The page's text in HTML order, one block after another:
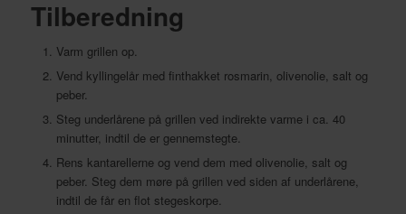
Tilberedning
Varm grillen op.
Vend kyllingelår med finthakket rosmarin, olivenolie, salt og
peber.
Steg underlårene på grillen ved indirekte varme i ca. 40
minutter, indtil de er gennemstegte.
Rens kantarellerne og vend dem med olivenolie, salt og
peber. Steg dem møre på grillen ved siden af underlårene,
indtil de får en flot stegeskorpe.